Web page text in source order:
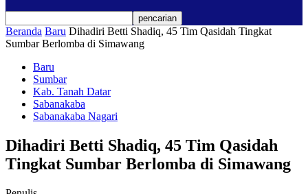
Beranda Baru Dihadiri Betti Shadiq, 45 Tim Qasidah Tingkat
Sumbar Berlomba di Simawang
Baru
Sumbar
Kab. Tanah Datar
Sabanakaba
Sabanakaba Nagari
Dihadiri Betti Shadiq, 45 Tim Qasidah
Tingkat Sumbar Berlomba di Simawang